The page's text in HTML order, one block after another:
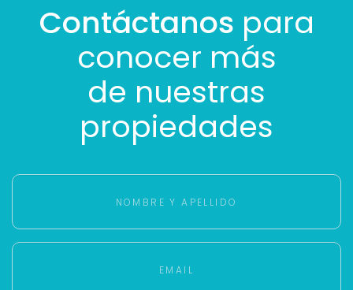
Contáctanos para
conocer más
de nuestras
propiedades